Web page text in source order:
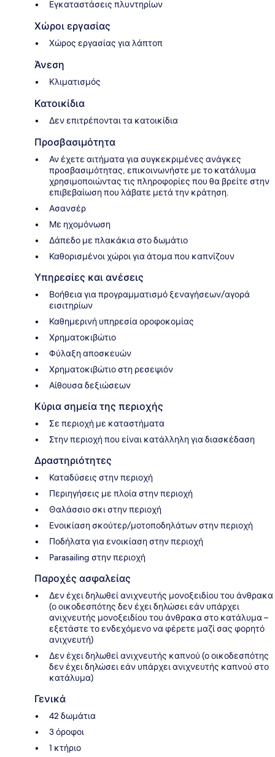
Εγκαταστάσεις πλυντηρίων
Χώροι εργασίας
Χώρος εργασίας για λάπτοπ
Άνεση
Κλιματισμός
Κατοικίδια
Δεν επιτρέπονται τα κατοικίδια
Προσβασιμότητα
Αν έχετε αιτήματα για συγκεκριμένες ανάγκες
προσβασιμότητας, επικοινωνήστε με το κατάλυμα
χρησιμοποιώντας τις πληροφορίες που θα βρείτε στην
επιβεβαίωση που λάβατε μετά την κράτηση.
Ασανσέρ
Με ηχομόνωση
Δάπεδο με πλακάκια στο δωμάτιο
Καθορισμένοι χώροι για άτομα που καπνίζουν
Υπηρεσίες και ανέσεις
Βοήθεια για προγραμματισμό ξεναγήσεων/αγορά
εισιτηρίων
Καθημερινή υπηρεσία οροφοκομίας
Χρηματοκιβώτιο
Φύλαξη αποσκευών
Χρηματοκιβώτιο στη ρεσεψιόν
Αίθουσα δεξιώσεων
Κύρια σημεία της περιοχής
Σε περιοχή με καταστήματα
Στην περιοχή που είναι κατάλληλη για διασκέδαση
Δραστηριότητες
Καταδύσεις στην περιοχή
Περιηγήσεις με πλοία στην περιοχή
Θαλάσσιο σκι στην περιοχή
Ενοικίαση σκούτερ/μοτοποδηλάτων στην περιοχή
Ποδήλατα για ενοικίαση στην περιοχή
Parasailing στην περιοχή
Παροχές ασφαλείας
Δεν έχει δηλωθεί ανιχνευτής μονοξειδίου του άνθρακα
(ο οικοδεσπότης δεν έχει δηλώσει εάν υπάρχει
ανιχνευτής μονοξειδίου του άνθρακα στο κατάλυμα –
εξετάστε το ενδεχόμενο να φέρετε μαζί σας φορητό
ανιχνευτή)
Δεν έχει δηλωθεί ανιχνευτής καπνού (ο οικοδεσπότης
δεν έχει δηλώσει εάν υπάρχει ανιχνευτής καπνού στο
κατάλυμα)
Γενικά
42 δωμάτια
3 όροφοι
1 κτήριο